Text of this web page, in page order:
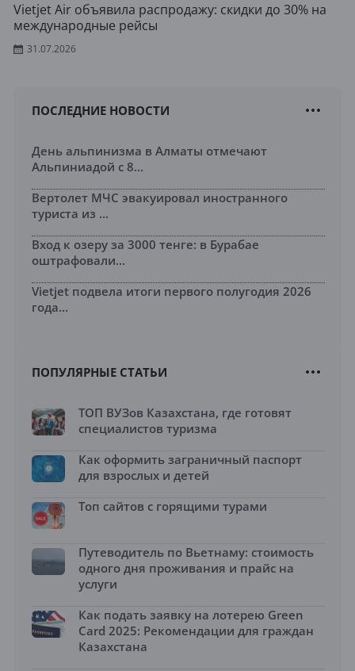
Vietjet Air объявила распродажу: скидки до 30% на
международные рейсы
31.07.2026
ПОСЛЕДНИЕ НОВОСТИ
День альпинизма в Алматы отмечают
Альпиниадой с 8...
Вертолет МЧС эвакуировал иностранного
туриста из ...
Вход к озеру за 3000 тенге: в Бурабае
оштрафовали...
Vietjet подвела итоги первого полугодия 2026
года...
ПОПУЛЯРНЫЕ СТАТЬИ
ТОП ВУЗов Казахстана, где готовят
специалистов туризма
Как оформить заграничный паспорт
для взрослых и детей
Топ сайтов с горящими турами
Путеводитель по Вьетнаму: стоимость
одного дня проживания и прайс на
услуги
Как подать заявку на лотерею Green
Card 2025: Рекомендации для граждан
Казахстана